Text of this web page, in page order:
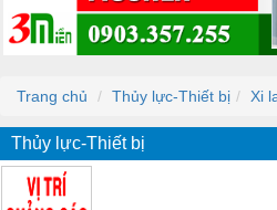
Trang chủ Thủy lực-Thiết bị Xi
Thủy lực-Thiết bị